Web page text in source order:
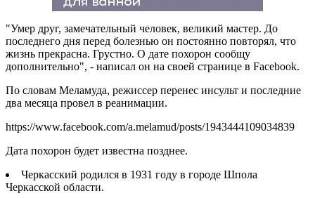
"Умер друг, замечательный человек, великий мастер. До
последнего дня перед болезнью он постоянно повторял, что
жизнь прекрасна. Грустно. О дате похорон сообщу
дополнительно", - написал он на своей странице в Facebook.
По словам Меламуда, режиссер перенес инсульт и последние
два месяца провел в реанимации.
https://www.facebook.com/a.melamud/posts/1943444109034839
Дата похорон будет известна позднее.
Черкасский родился в 1931 году в городе Шпола
Черкасской области.